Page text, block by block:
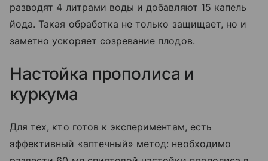
разводят 4 литрами воды и добавляют 15 капель
йода. Такая обработка не только защищает, но и
заметно ускоряет созревание плодов.
Настойка прополиса и
куркума
Для тех, кто готов к экспериментам, есть
эффективный «аптечный» метод: необходимо